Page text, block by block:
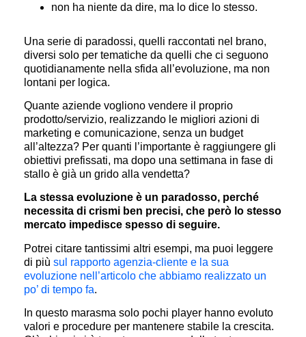
non ha niente da dire, ma lo dice lo stesso.
Una serie di paradossi, quelli raccontati nel brano,
diversi solo per tematiche da quelli che ci seguono
quotidianamente nella sfida all’evoluzione, ma non
lontani per logica.
Quante aziende vogliono vendere il proprio
prodotto/servizio, realizzando le migliori azioni di
marketing e comunicazione, senza un budget
all’altezza? Per quanti l’importante è raggiungere gli
obiettivi prefissati, ma dopo una settimana in fase di
stallo è già un grido alla vendetta?
La stessa evoluzione è un paradosso, perché
necessita di crismi ben precisi, che però lo stesso
mercato impedisce spesso di seguire.
Potrei citare tantissimi altri esempi, ma puoi leggere
di più sul rapporto agenzia-cliente e la sua
evoluzione nell’articolo che abbiamo realizzato un
po’ di tempo fa.
In questo marasma solo pochi player hanno evoluto
valori e procedure per mantenere stabile la crescita.